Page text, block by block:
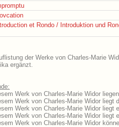
et Rondo / Introduktion und
der Werke von Charles-Marie
ergänzt.
Werk von Charles-Marie Widor
Werk von Charles-Marie Widor liegt
Werk von Charles-Marie Widor liegt
Werk von Charles-Marie Widor liegt
Werk von Charles-Marie Widor